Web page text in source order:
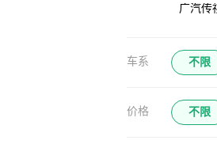
广汽传
车系 不限
价格 不限